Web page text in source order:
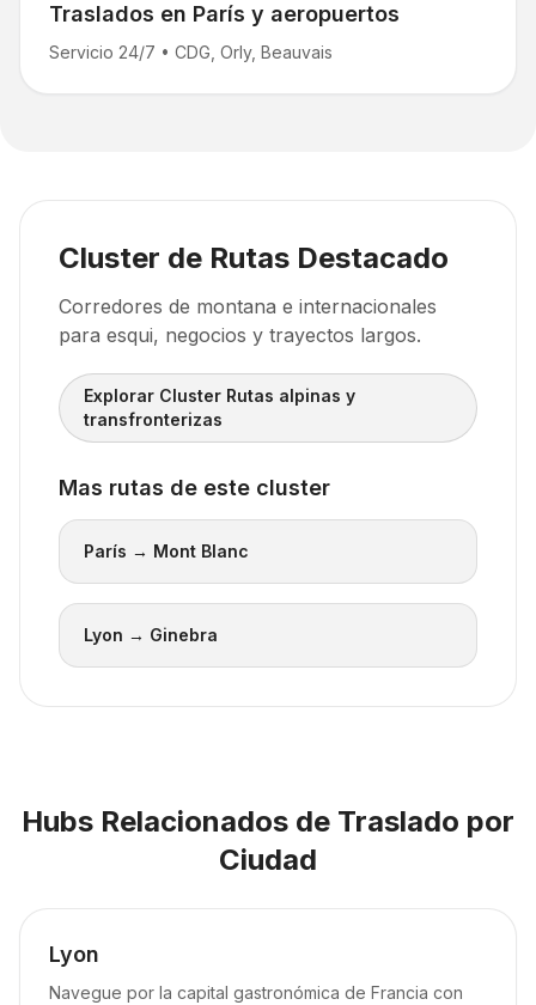
Traslados en París y aeropuertos
Servicio 24/7 • CDG, Orly, Beauvais
Cluster de Rutas Destacado
Corredores de montana e internacionales
para esqui, negocios y trayectos largos.
Explorar Cluster Rutas alpinas y
transfronterizas
Mas rutas de este cluster
París → Mont Blanc
Lyon → Ginebra
Hubs Relacionados de Traslado por
Ciudad
Lyon
Navegue por la capital gastronómica de Francia con